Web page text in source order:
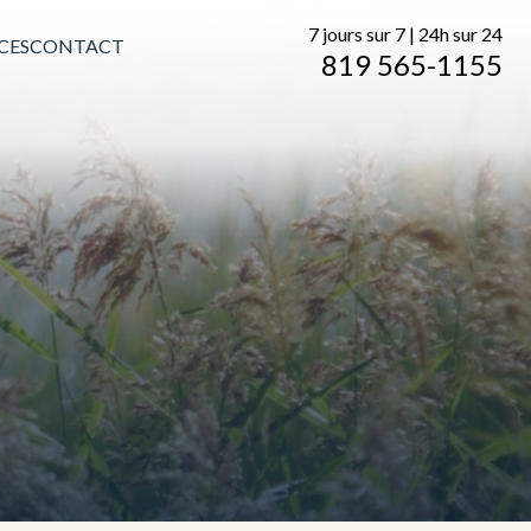
CONTACT
7 jours sur 7 | 24h sur 24
819 565-1155